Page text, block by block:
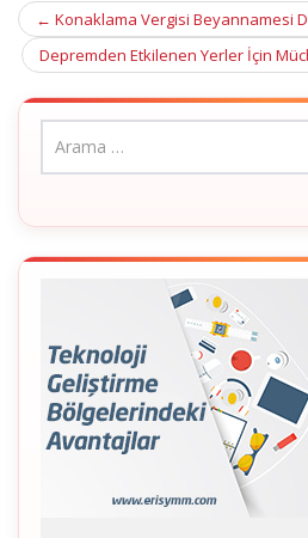
Post
navigation
← Konaklama Vergisi Beyannamesi
Depremden Etkilenen Yerler İçin